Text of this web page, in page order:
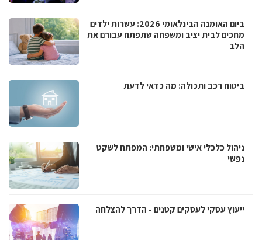
ביום האומנה הבינלאומי 2026: עשרות ילדים
מחכים לבית יציב ומשפחה שתפתח עבורם את
הלב
ביטוח רכב ותכולה: מה כדאי לדעת
ניהול כלכלי אישי ומשפחתי: המפתח לשקט
נפשי
ייעוץ עסקי לעסקים קטנים - הדרך להצלחה